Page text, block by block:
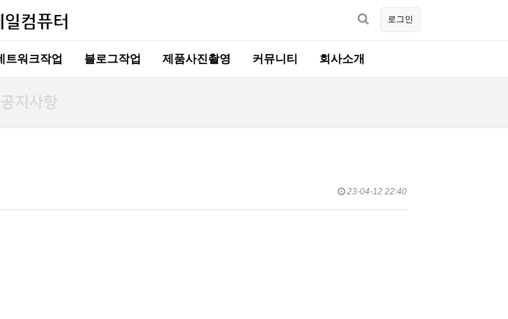
로그인
트워크작업 블로그작업 제품사진촬영 커뮤니티 회사소개
공지사항
23-04-12 22:40